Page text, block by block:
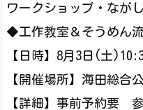
ワークショップ・なが
◆工作教室＆そうめん
【日時】8月3日(土
【開催場所】海田総合
【詳細】事前予約要